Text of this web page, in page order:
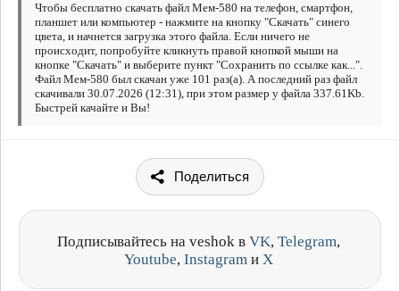
Чтобы бесплатно скачать файл Мем-580 на телефон, смартфон,
планшет или компьютер - нажмите на кнопку "Скачать" синего
цвета, и начнется загрузка этого файла. Если ничего не
происходит, попробуйте кликнуть правой кнопкой мыши на
кнопке "Скачать" и выберите пункт "Сохранить по ссылке как...".
Файл Мем-580 был скачан уже 101 раз(а). А последний раз файл
скачивали 30.07.2026 (12:31), при этом размер у файла 337.61Kb.
Быстрей качайте и Вы!
Поделиться
Подписывайтесь на veshok в VK, Telegram,
Youtube, Instagram и X